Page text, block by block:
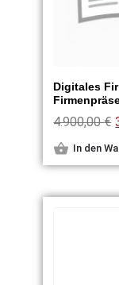
Digitales
4.900,00€
In den